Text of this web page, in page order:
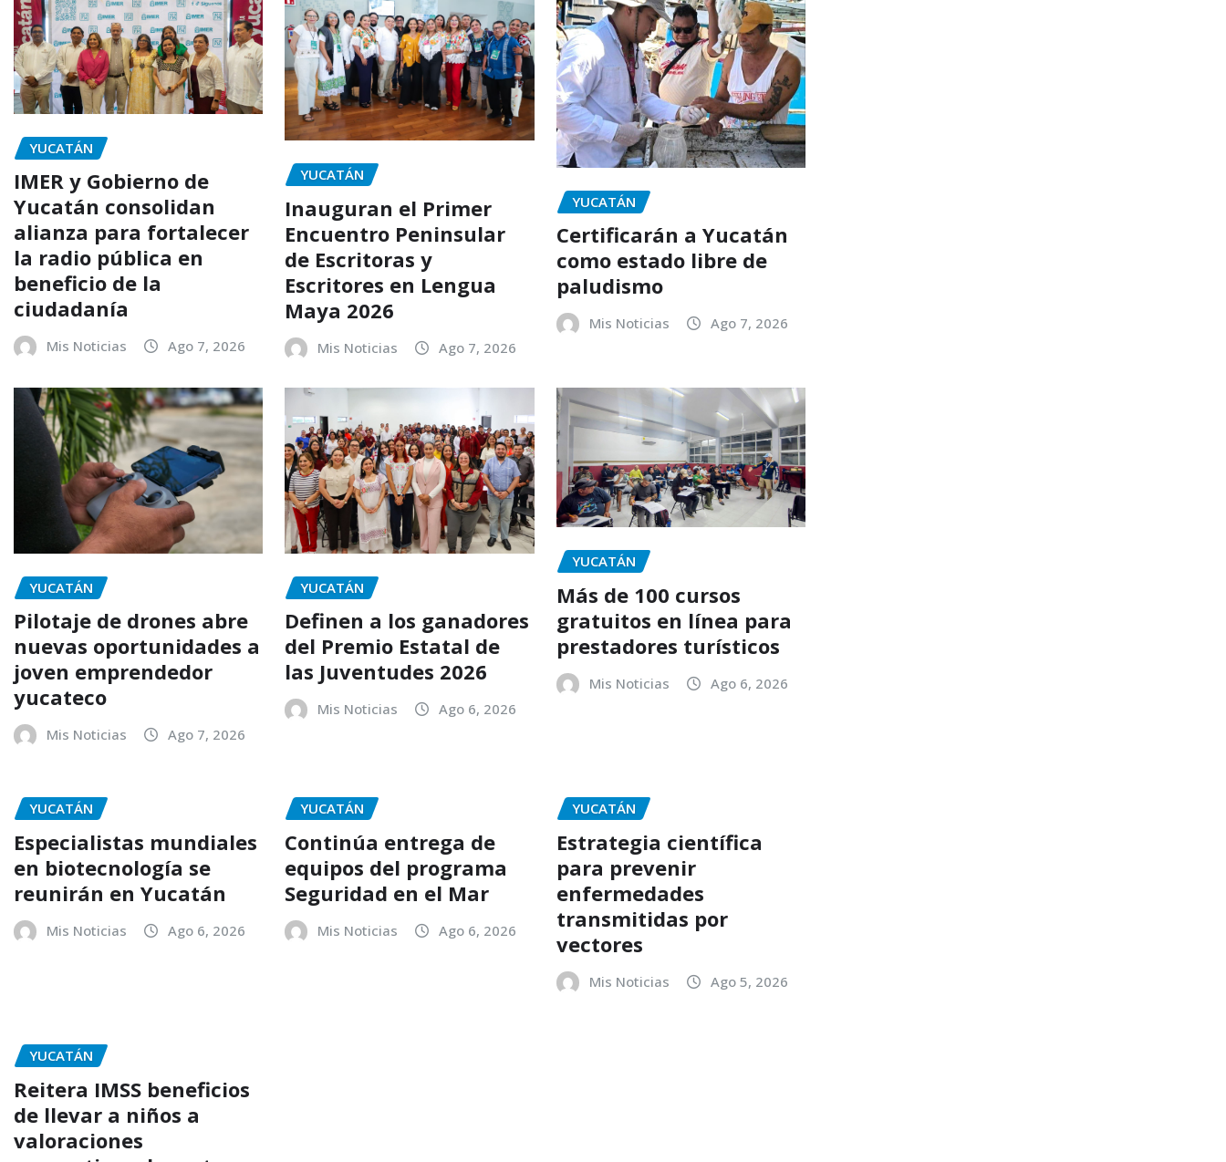
YUCATÁN
IMER y Gobierno de
Yucatán consolidan
alianza para fortalecer
la radio pública en
beneficio de la
ciudadanía
Mis Noticias Ago 7, 2026
YUCATÁN
Inauguran el Primer
Encuentro Peninsular
de Escritoras y
Escritores en Lengua
Maya 2026
Mis Noticias Ago 7, 2026
YUCATÁN
Certificarán a Yucatán
como estado libre de
paludismo
Mis Noticias Ago 7, 2026
YUCATÁN
Pilotaje de drones abre
nuevas oportunidades a
joven emprendedor
yucateco
Mis Noticias Ago 7, 2026
YUCATÁN
Definen a los ganadores
del Premio Estatal de
las Juventudes 2026
Mis Noticias Ago 6, 2026
YUCATÁN
Más de 100 cursos
gratuitos en línea para
prestadores turísticos
Mis Noticias Ago 6, 2026
YUCATÁN
Especialistas mundiales
en biotecnología se
reunirán en Yucatán
Mis Noticias Ago 6, 2026
YUCATÁN
Continúa entrega de
equipos del programa
Seguridad en el Mar
Mis Noticias Ago 6, 2026
YUCATÁN
Estrategia científica
para prevenir
enfermedades
transmitidas por
vectores
Mis Noticias Ago 5, 2026
YUCATÁN
Reitera IMSS beneficios
de llevar a niños a
valoraciones